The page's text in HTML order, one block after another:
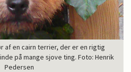
af en cairn terrier, der er en rigtig
på mange sjove ting. Foto: Henrik
Pedersen